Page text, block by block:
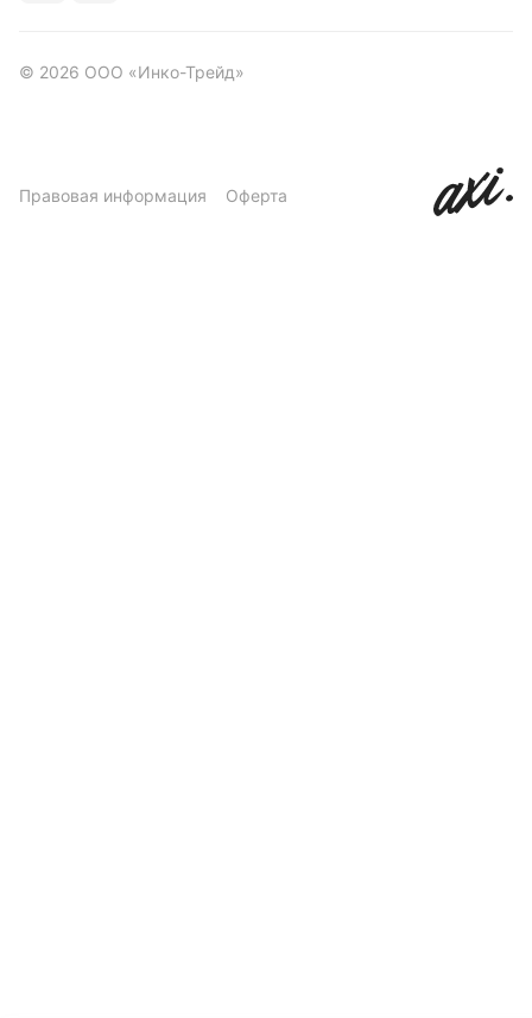
© 2026 ООО «Инко-Трейд»
Правовая информация Оферта